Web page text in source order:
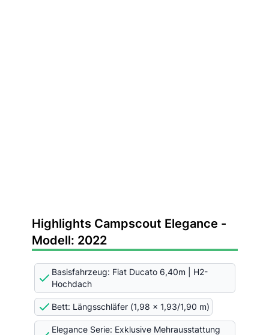
Highlights Campscout Elegance -
Modell: 2022
Basisfahrzeug: Fiat Ducato 6,40m | H2-
Hochdach
Bett: Längsschläfer (1,98 x 1,93/1,90 m)
Elegance Serie: Exklusive Mehrausstattung